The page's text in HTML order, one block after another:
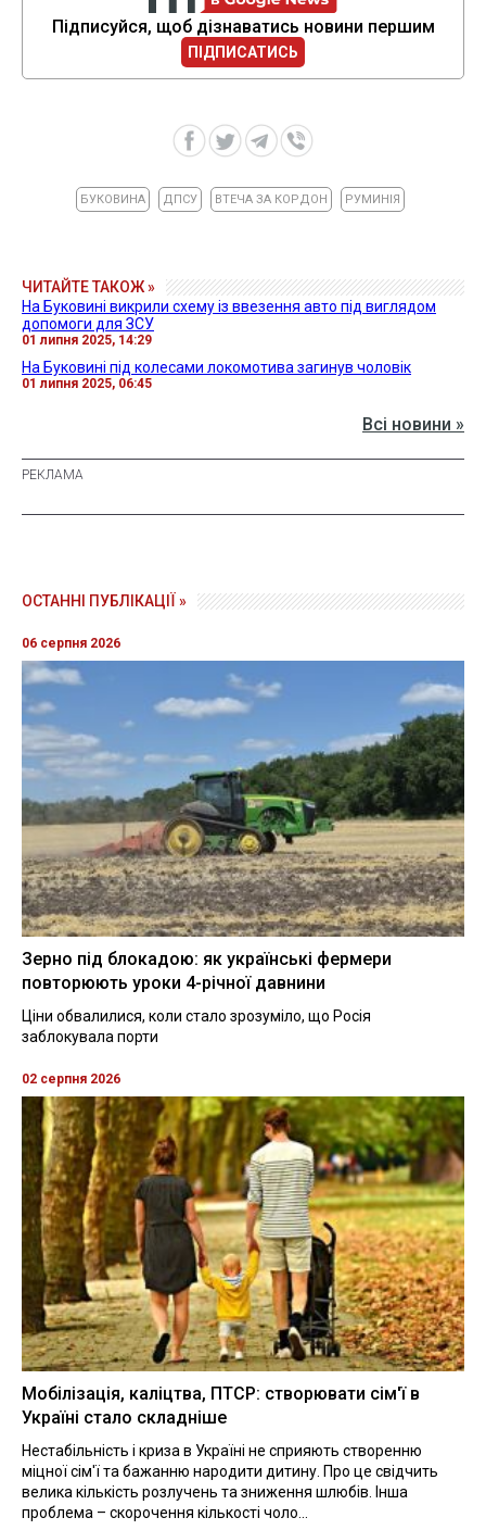
Підписуйся, щоб дізнаватись новини першим
ПІДПИСАТИСЬ
БУКОВИНА ДПСУ ВТЕЧА ЗА КОРДОН РУМИНІЯ
ЧИТАЙТЕ ТАКОЖ »
На Буковині викрили схему із ввезення авто під виглядом
допомоги для ЗСУ
01 липня 2025, 14:29
На Буковині під колесами локомотива загинув чоловік
01 липня 2025, 06:45
Всі новини »
ОСТАННІ ПУБЛІКАЦІЇ »
06 серпня 2026
Зерно під блокадою: як українські фермери
повторюють уроки 4-річної давнини
Ціни обвалилися, коли стало зрозуміло, що Росія
заблокувала порти
02 серпня 2026
Мобілізація, каліцтва, ПТСР: створювати сім'ї в
Україні стало складніше
Нестабільність і криза в Україні не сприяють створенню
міцної сім'ї та бажанню народити дитину. Про це свідчить
велика кількість розлучень та зниження шлюбів. Інша
проблема – скорочення кількості чоло...